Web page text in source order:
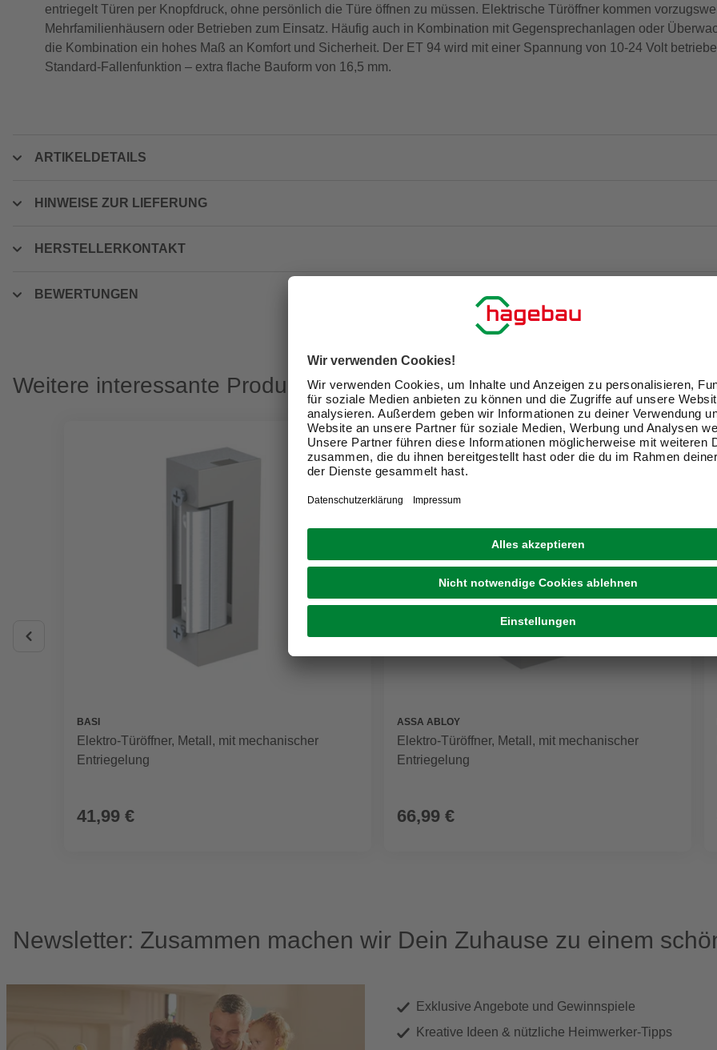
entriegelt Türen per Knopfdruck, ohne persönlich die Türe öffnen zu müssen. Elektrische Türöffner kommen
Mehrfamilienhäusern oder Betrieben zum Einsatz. Häufig auch in Kombination mit Gegensprechanlagen oder
die Kombination ein hohes Maß an Komfort und Sicherheit. Der ET 94 wird mit einer Spannung von 10-24 Volt
Standard-Fallenfunktion – extra flache Bauform von 16,5 mm.
ARTIKELDETAILS
HINWEISE ZUR LIEFERUNG
HERSTELLERKONTAKT
BEWERTUNGEN
Weitere interessante Produkte
BASI
Elektro-Türöffner, Metall, mit mechanischer
Entriegelung
41,99 €
ASSA ABLOY
Elektro-Türöffner, Metall, mit mechanischer
Entriegelung
66,99 €
Newsletter: Zusammen machen wir Dein Zuhause zu einem
Exklusive Angebote und Gewinnspiele
Kreative Ideen & nützliche Heimwerker-Tipps